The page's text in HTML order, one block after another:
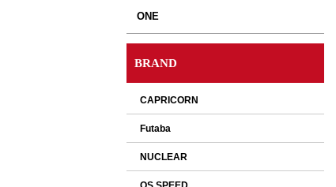
ONE
BRAND